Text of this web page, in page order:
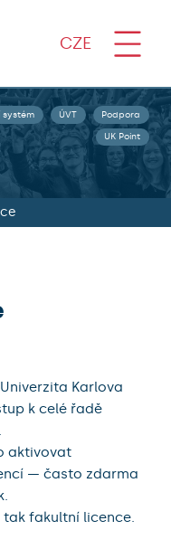
CZE
systém ÚVT Podpora
UK Point
Karlova
k celé řadě
aktivovat
— často zdarma
fakultní licence.